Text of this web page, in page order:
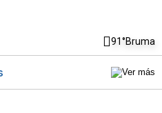
91°Bruma